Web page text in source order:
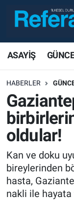
ASAYİŞ
HABERLER
oldular!
Kan ve doku
bireylerinden
hasta,
nakli ile